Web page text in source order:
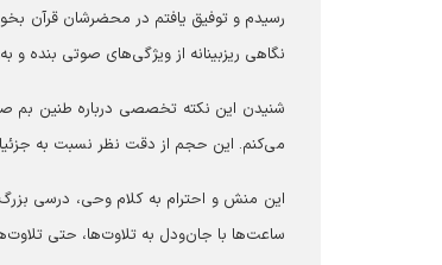
نگاهی ریزبینانه از ویژگی‌های صوتی بنده و
شنیدن این نکته تخصصی درباره طنین بم
می‌کنم. این حجم از دقت نظر نسبت به
این منش و احترام به کلام وحی، درسی بزرگ
ساعت‌ها با جان‌ودل به تلاوت‌ها، حتی